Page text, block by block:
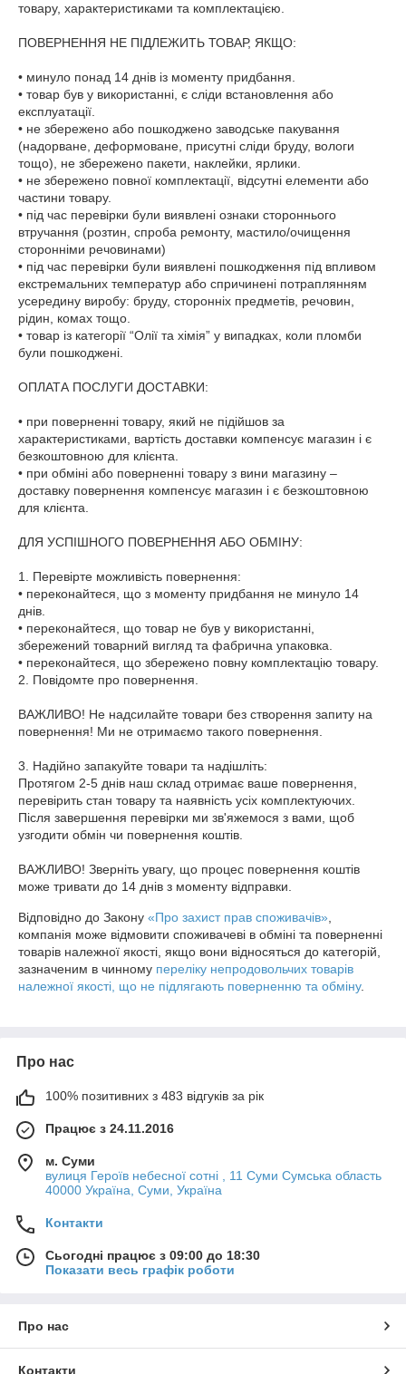
товару, характеристиками та комплектацією.
ПОВЕРНЕННЯ НЕ ПІДЛЕЖИТЬ ТОВАР, ЯКЩО:
• минуло понад 14 днів із моменту придбання.
• товар був у використанні, є сліди встановлення або
експлуатації.
• не збережено або пошкоджено заводське пакування
(надорване, деформоване, присутні сліди бруду, вологи
тощо), не збережено пакети, наклейки, ярлики.
• не збережено повної комплектації, відсутні елементи або
частини товару.
• під час перевірки були виявлені ознаки стороннього
втручання (розтин, спроба ремонту, мастило/очищення
сторонніми речовинами)
• під час перевірки були виявлені пошкодження під впливом
екстремальних температур або спричинені потраплянням
усередину виробу: бруду, сторонніх предметів, речовин,
рідин, комах тощо.
• товар із категорії “Олії та хімія” у випадках, коли пломби
були пошкоджені.
ОПЛАТА ПОСЛУГИ ДОСТАВКИ:
• при поверненні товару, який не підійшов за
характеристиками, вартість доставки компенсує магазин і є
безкоштовною для клієнта.
• при обміні або поверненні товару з вини магазину –
доставку повернення компенсує магазин і є безкоштовною
для клієнта.
ДЛЯ УСПІШНОГО ПОВЕРНЕННЯ АБО ОБМІНУ:
1. Перевірте можливість повернення:
• переконайтеся, що з моменту придбання не минуло 14
днів.
• переконайтеся, що товар не був у використанні,
збережений товарний вигляд та фабрична упаковка.
• переконайтеся, що збережено повну комплектацію товару.
2. Повідомте про повернення.
ВАЖЛИВО! Не надсилайте товари без створення запиту на
повернення! Ми не отримаємо такого повернення.
3. Надійно запакуйте товари та надішліть:
Протягом 2-5 днів наш склад отримає ваше повернення,
перевірить стан товару та наявність усіх комплектуючих.
Після завершення перевірки ми зв'яжемося з вами, щоб
узгодити обмін чи повернення коштів.
ВАЖЛИВО! Зверніть увагу, що процес повернення коштів
може тривати до 14 днів з моменту відправки.
Відповідно до Закону «Про захист прав споживачів»
компанія може відмовити споживачеві в обміні та поверненні
товарів належної якості, якщо вони відносяться до категорій,
зазначеним в чинному переліку непродовольчих товарів
належної якості, що не підлягають поверненню та обміну.
Про нас
100% позитивних з 483 відгуків за рік
Працює з 24.11.2016
м. Суми
вулиця Героїв небесної сотні , 11 Суми Сумська область
40000 Україна, Суми, Україна
Контакти
Сьогодні працює з 09:00 до 18:30
Показати весь графік роботи
Про нас
Контакти